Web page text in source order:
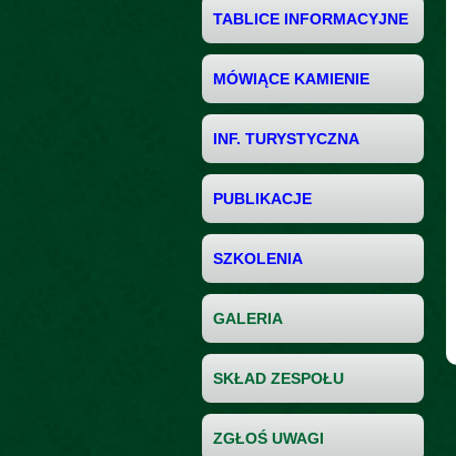
TABLICE INFORMACYJNE
MÓWIĄCE KAMIENIE
INF. TURYSTYCZNA
PUBLIKACJE
SZKOLENIA
GALERIA
SKŁAD ZESPOŁU
ZGŁOŚ UWAGI